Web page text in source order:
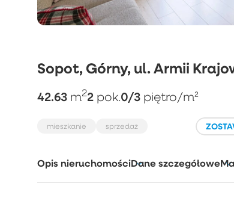
Sopot, Górny, ul. Armii
42.63 m22 pok.0/3 piętro/m²
mieszkanie sprzedaż
Opis nieruchomościDane szczegółowe